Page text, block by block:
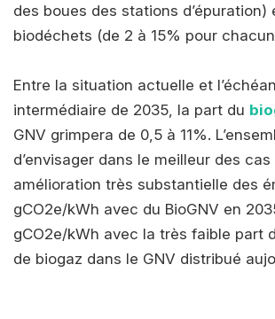
des boues des stations d’épuration)
biodéchets (de 2 à 15% pour chacun
Entre la situation actuelle et
intermédiaire de 2035, la part du
GNV grimpera de 0,5 à 11%.
d’envisager dans le meilleur des cas
amélioration très substantielle des
gCO2e/kWh avec du BioGNV en
gCO2e/kWh avec la très faible part
de biogaz dans le GNV distribué